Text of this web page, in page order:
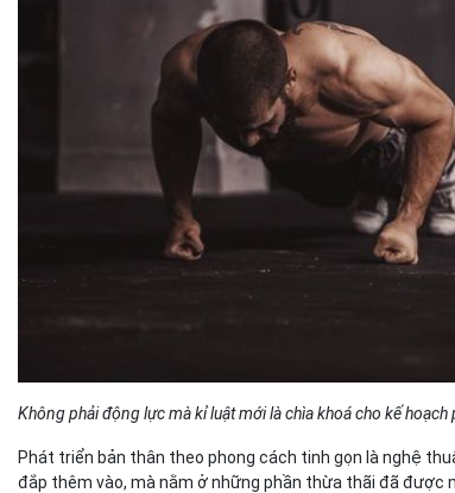
Không phải động lực mà kỉ luật mới là chìa khoá cho kế
Phát triển bản thân theo phong cách tinh gọn là nghệ
đắp thêm vào, mà nằm ở những phần thừa thãi đã được